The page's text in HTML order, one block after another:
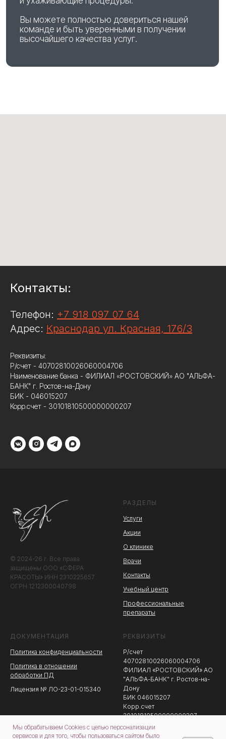
Контакты:
Телефон: +7 918 097 07 64
Адрес: Краснодар ул. Красная, 176/3
Реквизиты:
Р/счет - 40702810026060004706
Наименование банка - ФИЛИАЛ «РОСТОВСКИЙ» АО "АЛЬФА-
БАНК" г. Ростов-на-Дону
БИК - 046015207
Корр.счет - 30101810500000000207
© 2024-26 г. Все права
защищены ООО «СФЕРА
КРАСОТЫ» ИНН 2310225657
ОГРН 1212300040798
РАЗДЕЛЫ
Услуги
Акции
О клинике
Врачи
Контакты
Учебный центр
Профессиональные
препараты
ДОКУМЕНТАЦИЯ
Политика конфиденциальности
Политика в отношении
обработки ПД
Лицензия № ЛО-23-01-015340
РЕКВИЗИТЫ
Р/счет
40702810026060004706
ФИЛИАЛ «РОСТОВСКИЙ» АО
"АЛЬФА-БАНК" г. Ростов-на-
Дону
БИК 046015207
Корр.счет
30101810500000000207
Мы обрабатываем Cookies с целью персонализации
сервисов и для того, чтобы пользоваться сайтом было